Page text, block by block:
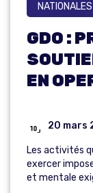
NATIONALES
GDO :
EN
20 mars
Les activités
exercer
et mentale